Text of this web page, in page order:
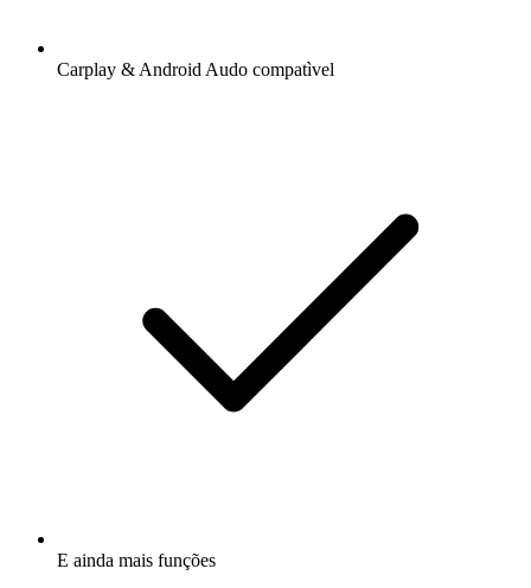
Carplay & Android Audo compatìvel
E ainda mais funções